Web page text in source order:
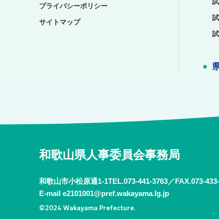
プライバシーポリシー
サイトマップ
和歌山県人事委員会事務局
和歌山市小松原通1-1TEL.073-441-3763
FAX.073-
E-mail e2101001@pref.wakayama.lg.jp
©2024 Wakayama Prefecture.